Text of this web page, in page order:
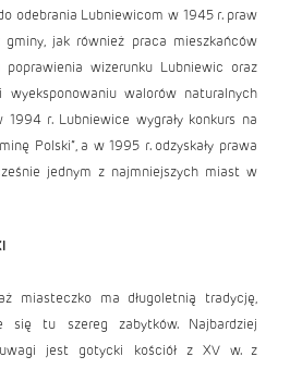
odebrania Lubniewicom w 1945 r. praw
gminy, jak również praca mieszkańców
wizerunku Lubniewic oraz
walorów naturalnych
1994 r. Lubniewice wygrały konkurs na
Polski”, a w 1995 r. odzyskały prawa
jednym z najmniejszych miast w
miasteczko ma długoletnią tradycję,
się tu szereg zabytków. Najbardziej
jest gotycki kościół z XV w. z